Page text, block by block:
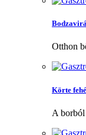
Otthon
Körte
A borból